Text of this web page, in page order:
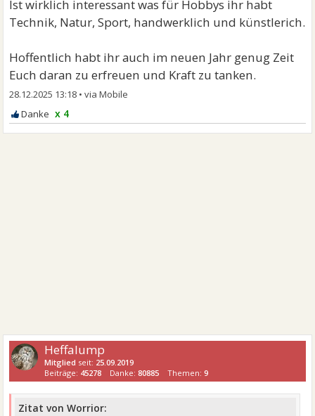
Ist wirklich interessant was für Hobbys ihr habt
Technik, Natur, Sport, handwerklich und künstlerich.
Hoffentlich habt ihr auch im neuen Jahr genug Zeit
Euch daran zu erfreuen und Kraft zu tanken.
28.12.2025 13:18 •
x 4
Heffalump
Mitglied seit: 25.09.2019
Beiträge: 45278 Danke:80885 Themen:9
Zitat von Worrior: